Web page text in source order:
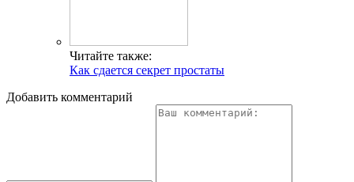
Читайте также:
Как сдается секрет простаты
Добавить комментарий